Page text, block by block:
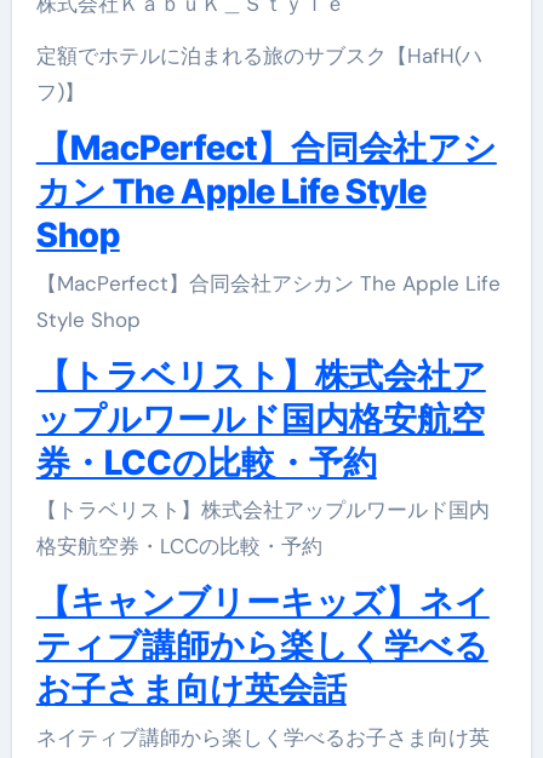
定額でホテルに泊まれる旅のサブスク【HafH(ハ
フ)】
【MacPerfect】合同会社アシ
カン The Apple Life Style
Shop
【MacPerfect】合同会社アシカン The Apple Life
Style Shop
【トラベリスト】株式会社ア
ップルワールド国内格安航空
券・LCCの比較・予約
【トラベリスト】株式会社アップルワールド国内
格安航空券・LCCの比較・予約
【キャンブリーキッズ】ネイ
ティブ講師から楽しく学べる
お子さま向け英会話
ネイティブ講師から楽しく学べるお子さま向け英